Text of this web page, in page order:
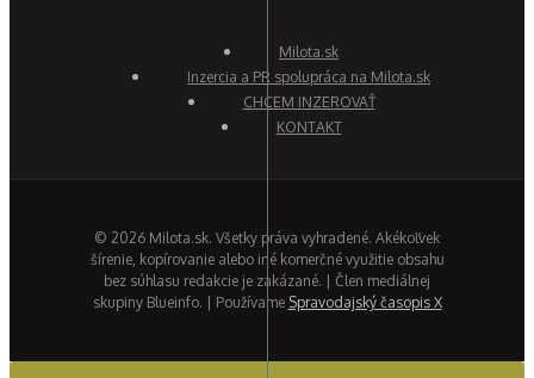
Milota.sk
Inzercia a PR spolupráca na Milota.sk
CHCEM INZEROVAŤ
KONTAKT
© 2026 Milota.sk. Všetky práva vyhradené. Akékoľvek
šírenie, kopírovanie alebo iné komerčné využitie obsahu
bez súhlasu redakcie je zakázané. | Člen mediálnej
skupiny Blueinfo. | Používame Spravodajský časopis X